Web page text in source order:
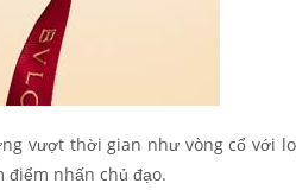
vượt thời gian như vòng cổ với
điểm nhấn chủ đạo.